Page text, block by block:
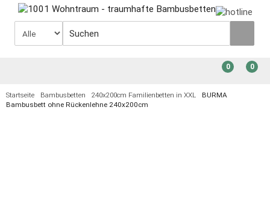
0
0
Startseite Bambusbetten 240x200cm Familienbetten in XXL
BURMA
Bambusbett ohne Rückenlehne 240x200cm